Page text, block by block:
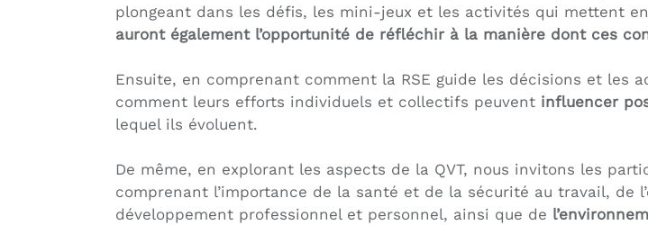
plongeant dans les défis, les mini-jeux et les activités qui mettent
auront également l’opportunité de réfléchir à la manière dont ces
Ensuite, en comprenant comment la RSE guide les décisions et les
comment leurs efforts individuels et collectifs peuvent influencer
lequel ils évoluent.
De même, en explorant les aspects de la QVT, nous invitons les
comprenant l’importance de la santé et de la sécurité au travail, de
développement professionnel et personnel, ainsi que de